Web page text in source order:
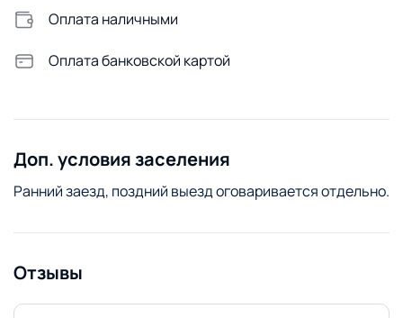
Оплата наличными
Оплата банковской картой
Доп. условия заселения
Ранний заезд, поздний выезд оговаривается отдельно.
Отзывы